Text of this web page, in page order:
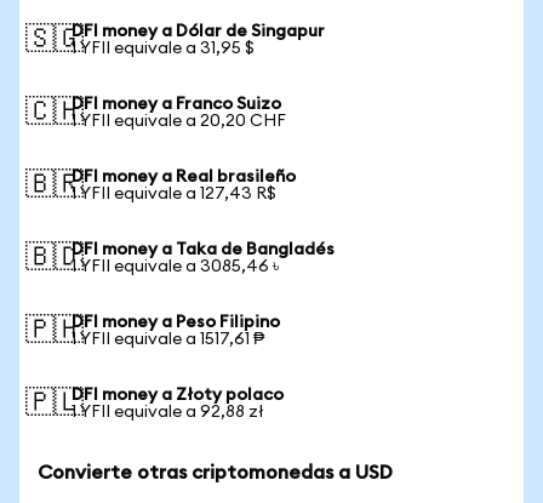
🇸🇬DFI money a Dólar de Singapur
1 YFII equivale a 31,95 $
🇨🇭DFI money a Franco Suizo
1 YFII equivale a 20,20 CHF
🇧🇷DFI money a Real brasileño
1 YFII equivale a 127,43 R$
🇧🇩DFI money a Taka de Bangladés
1 YFII equivale a 3085,46 ৳
🇵🇭DFI money a Peso Filipino
1 YFII equivale a 1517,61 ₱
🇵🇱DFI money a Złoty polaco
1 YFII equivale a 92,88 zł
Convierte otras criptomonedas a USD